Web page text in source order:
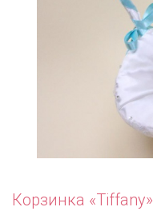
Корзинка «Tiffany»